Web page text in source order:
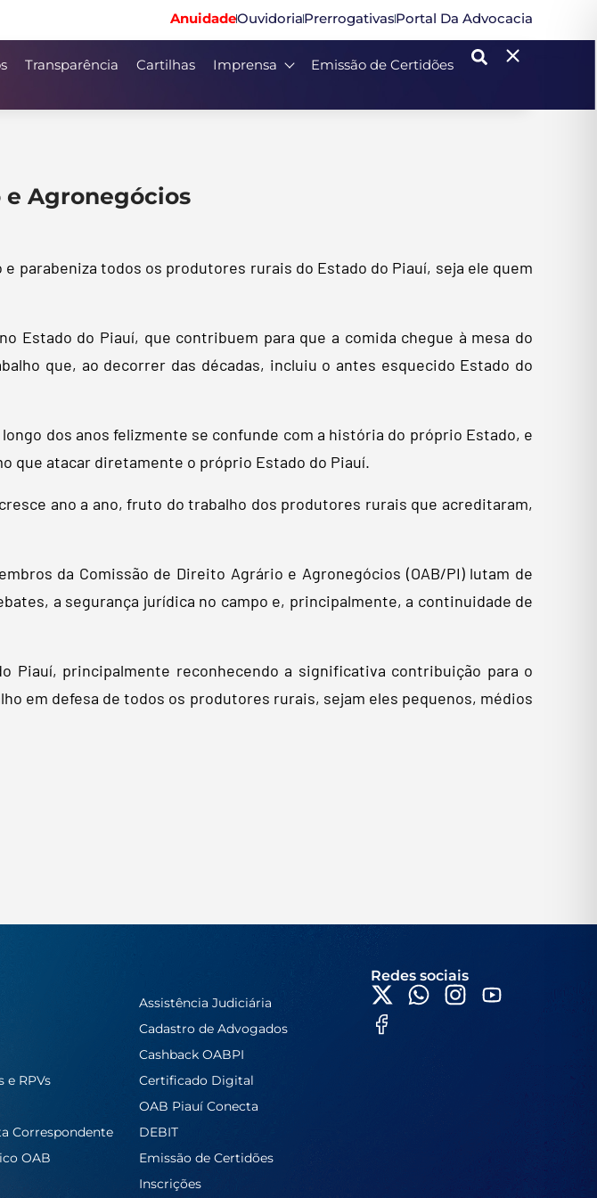
AnuidadeOuvidoriaPrerrogativasPortal Da Advocacia
Transparência Cartilhas Imprensa Emissão de Certidões
e Agronegócios
parabeniza todos os produtores rurais do Estado do Piauí, seja ele quem
Estado do Piauí, que contribuem para que a comida chegue à mesa do
que, ao decorrer das décadas, incluiu o antes esquecido Estado do
dos anos felizmente se confunde com a história do próprio Estado, e
que atacar diretamente o próprio Estado do Piauí.
ano a ano, fruto do trabalho dos produtores rurais que acreditaram,
da Comissão de Direito Agrário e Agronegócios (OAB/PI) lutam de
a segurança jurídica no campo e, principalmente, a continuidade de
Piauí, principalmente reconhecendo a significativa contribuição para o
em defesa de todos os produtores rurais, sejam eles pequenos, médios
Assistência Judiciária
Cadastro de Advogados
Cashback OABPI
e RPVs
Certificado Digital
OAB Piauí Conecta
Correspondente
DEBIT
OAB
Emissão de Certidões
Inscrições
Redes sociais